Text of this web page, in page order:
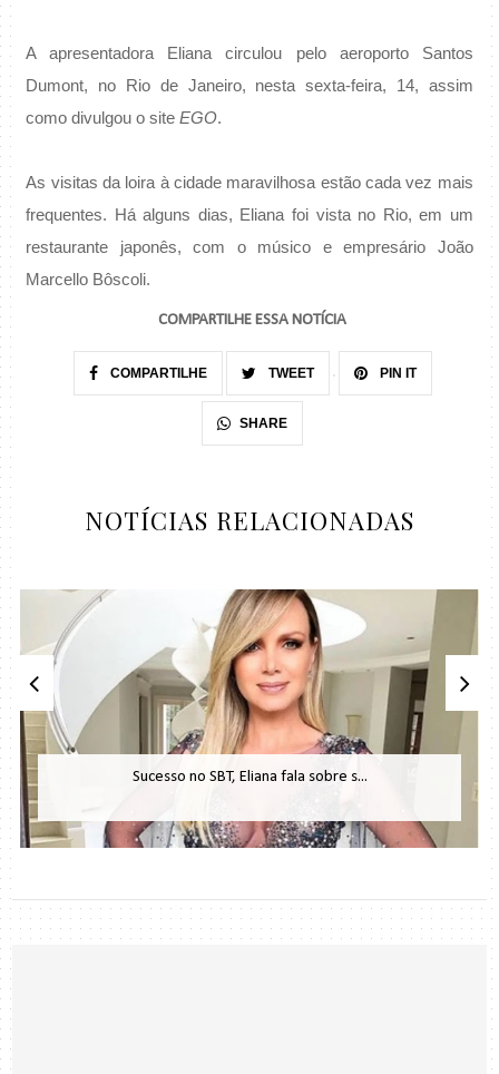
A apresentadora Eliana circulou pelo aeroporto Santos
Dumont, no Rio de Janeiro, nesta sexta-feira, 14, assim
como divulgou o siteEGO.
As visitas da loira à cidade maravilhosa estão cada vez mais
frequentes. Há alguns dias, Eliana foi vista no Rio, em um
restaurante japonês, com o músico e empresário João
Marcello Bôscoli.
COMPARTILHE ESSA NOTÍCIA
COMPARTILHE TWEET PIN IT
SHARE
NOTÍCIAS RELACIONADAS
Sucesso no SBT, Eliana fala sobre s...